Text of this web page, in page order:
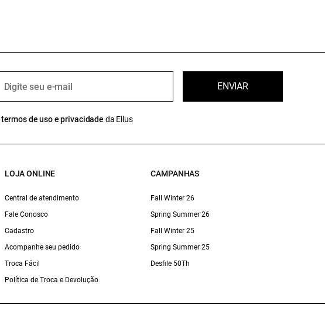
ENVIAR
termos de uso e privacidade da Ellus
LOJA ONLINE
Central de atendimento
Fale Conosco
Cadastro
Acompanhe seu pedido
Troca Fácil
Política de Troca e Devolução
CAMPANHAS
Fall Winter 26
Spring Summer 26
Fall Winter 25
Spring Summer 25
Desfile 50Th